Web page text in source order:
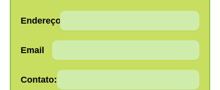
Endereço:
Email
Contato: